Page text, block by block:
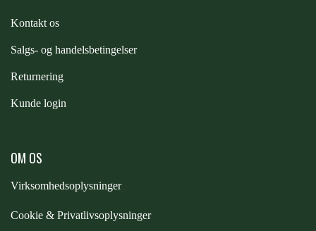
TKO
Kontakt os
Salgs- og handelsbetingelser
Returnering
Kunde login
OM OS
Virksomhedsoplysninger
Cookie & Privatlivsoplysninger